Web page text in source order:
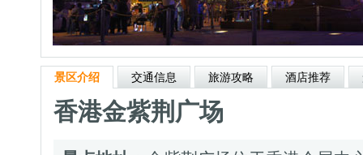
景区介绍 交通信息 旅游攻略 酒店推荐
香港金紫荆广场